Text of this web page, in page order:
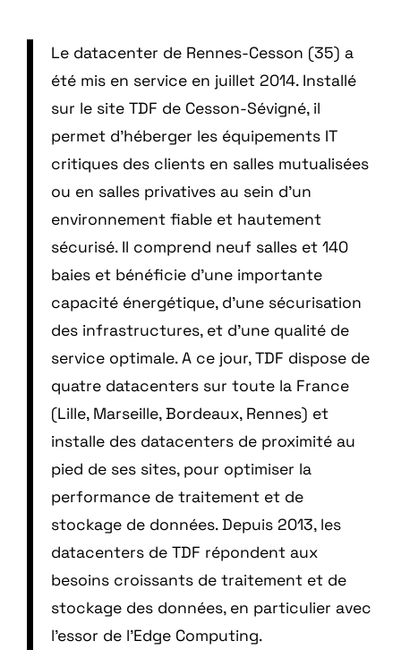
Le datacenter de Rennes-Cesson (35) a
été mis en service en juillet 2014. Installé
sur le site TDF de Cesson-Sévigné, il
permet d’héberger les équipements IT
critiques des clients en salles mutualisées
ou en salles privatives au sein d’un
environnement fiable et hautement
sécurisé. Il comprend neuf salles et 140
baies et bénéficie d’une importante
capacité énergétique, d’une sécurisation
des infrastructures, et d’une qualité de
service optimale. A ce jour, TDF dispose de
quatre datacenters sur toute la France
(Lille, Marseille, Bordeaux, Rennes) et
installe des datacenters de proximité au
pied de ses sites, pour optimiser la
performance de traitement et de
stockage de données. Depuis 2013, les
datacenters de TDF répondent aux
besoins croissants de traitement et de
stockage des données, en particulier avec
l’essor de l’Edge Computing.